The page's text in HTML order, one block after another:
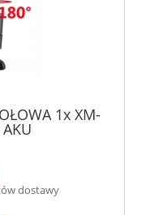
1x XM-
dostawy